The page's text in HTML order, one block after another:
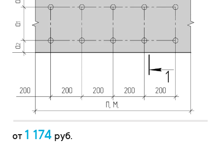
от 1 174 руб.